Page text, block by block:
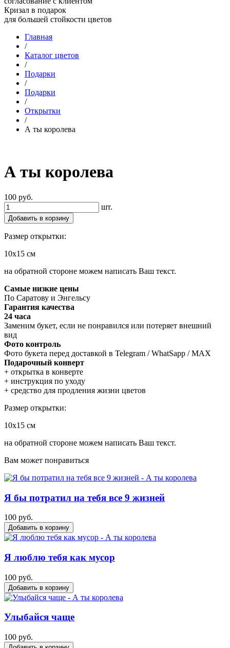
Кризал в подарок
для большей стойкости цветов
Главная
/
Каталог цветов
/
Подарки
/
Подарки
/
Открытки
/
А ты королева
А ты королева
100 руб.
шт.
Добавить в корзину
Размер открытки:
10х15 см
на обратной стороне можем написать Ваш текст.
Самые низкие цены
По Саратову и Энгельсу
Гарантия качества
24 часа
Заменим букет, если не понравился или потеряет внешний
вид
Фото контроль
Фото букета перед доставкой в Telegram / WhatSapp / MAX
Подарочный конверт
+ открытка в конверте
+ инструкция по уходу
+ средство для продления жизни цветов
Размер открытки:
10х15 см
на обратной стороне можем написать Ваш текст.
Вам может понравиться
Я бы потратил на тебя все 9 жизней
100 руб.
Добавить в корзину
Я люблю тебя как мусор
100 руб.
Добавить в корзину
Улыбайся чаще
100 руб.